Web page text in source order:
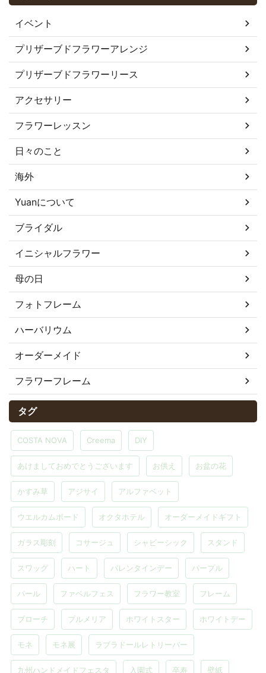
イベント
プリザーブドフラワーアレンジ
プリザーブドフラワーリース
アクセサリー
フラワーレッスン
日々のこと
海外
Yuanについて
ブライダル
イニシャルフラワー
母の日
フォトフレーム
ハーバリウム
オーダーメイド
フラワーフレーム
タグ
COSTA NOVA Creema DIY
あけましておめでとうございます お供え お盆の花
かすみ草 アジサイ アルファベット
ウエルカムボード オクタホテル オーダーメイドギフト
ガラス彫刻 コサージュ シャビーシック スタンド
スワッグ ハート バレンタインデー パープル
パール ファベルフェス フラワー教室 フレーム
ブローチ プルメリア ホワイトスター ホワイトデー
モネ モネ展 ラブラドールレトリーバー
九州ハンドメイドフェスタ 入園式 卒寿 壁紙